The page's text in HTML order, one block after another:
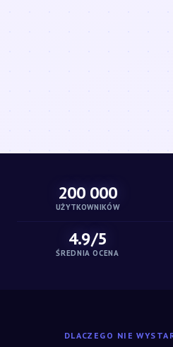
200 000
UŻYTKOWNIKÓW
4.9/5
ŚREDNIA OCENA
DLACZEGO NIE